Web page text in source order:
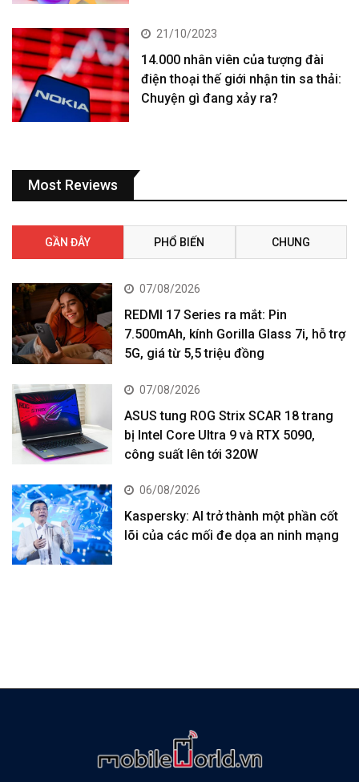
21/10/2023
14.000 nhân viên của tượng đài
điện thoại thế giới nhận tin sa thải:
Chuyện gì đang xảy ra?
Most Reviews
GẦN ĐÂY PHỔ BIẾN CHUNG
07/08/2026
REDMI 17 Series ra mắt: Pin
7.500mAh, kính Gorilla Glass 7i, hỗ trợ
5G, giá từ 5,5 triệu đồng
07/08/2026
ASUS tung ROG Strix SCAR 18 trang
bị Intel Core Ultra 9 và RTX 5090,
công suất lên tới 320W
06/08/2026
Kaspersky: AI trở thành một phần cốt
lõi của các mối đe dọa an ninh mạng